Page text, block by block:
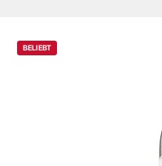
BELIEBT